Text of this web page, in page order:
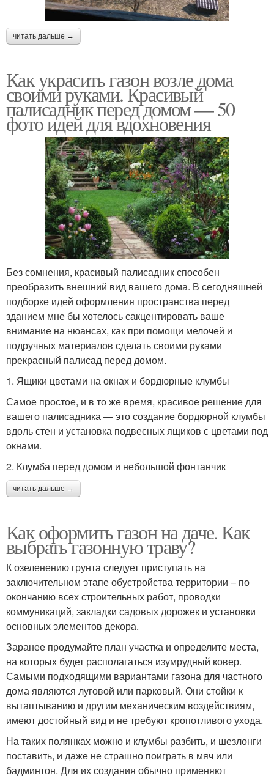
читать дальше →
Как украсить газон возле дома
своими руками. Красивый
палисадник перед домом — 50
фото идей для вдохновения
Без сомнения, красивый палисадник способен
преобразить внешний вид вашего дома. В сегодняшней
подборке идей оформления пространства перед
зданием мне бы хотелось сакцентировать ваше
внимание на нюансах, как при помощи мелочей и
подручных материалов сделать своими руками
прекрасный палисад перед домом.
1. Ящики цветами на окнах и бордюрные клумбы
Самое простое, и в то же время, красивое решение для
вашего палисадника — это создание бордюрной клумбы
вдоль стен и установка подвесных ящиков с цветами под
окнами.
2. Клумба перед домом и небольшой фонтанчик
читать дальше →
Как оформить газон на даче. Как
выбрать газонную траву?
К озеленению грунта следует приступать на
заключительном этапе обустройства территории – по
окончанию всех строительных работ, проводки
коммуникаций, закладки садовых дорожек и установки
основных элементов декора.
Заранее продумайте план участка и определите места,
на которых будет располагаться изумрудный ковер.
Самыми подходящими вариантами газона для частного
дома являются луговой или парковый. Они стойки к
вытаптыванию и другим механическим воздействиям,
имеют достойный вид и не требуют кропотливого ухода.
На таких полянках можно и клумбы разбить, и шезлонги
поставить, и даже не страшно поиграть в мяч или
бадминтон. Для их создания обычно применяют